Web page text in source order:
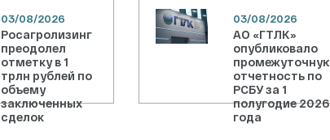
03/08/2026
Росагролизинг
преодолел
отметку в 1
трлн рублей по
объему
заключенных
сделок
03/08/2026
АО «ГТЛК»
опубликовало
промежуточную
отчетность по
РСБУ за 1
полугодие 2026
года